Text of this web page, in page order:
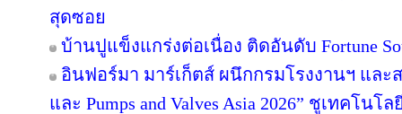
สุดซอย
บ้านปูแข็งแกร่งต่อเนื่อง ติดอันดับ Fortune
อินฟอร์มา มาร์เก็ตส์ ผนึกกรมโรงงานฯ และ
และ Pumps and Valves Asia 2026” ชูเทคโน